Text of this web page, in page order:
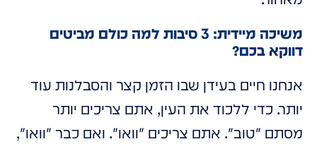
משיכה מיידית: 3 סיבות למה כולם מביטים
דווקא בכם?
אנחנו חיים בעידן שבו הזמן קצר והסבלנות עוד
יותר. כדי ללכוד את העין, אתם צריכים יותר
מסתם "טוב". אתם צריכים "וואו". ואם כבר "וואו",